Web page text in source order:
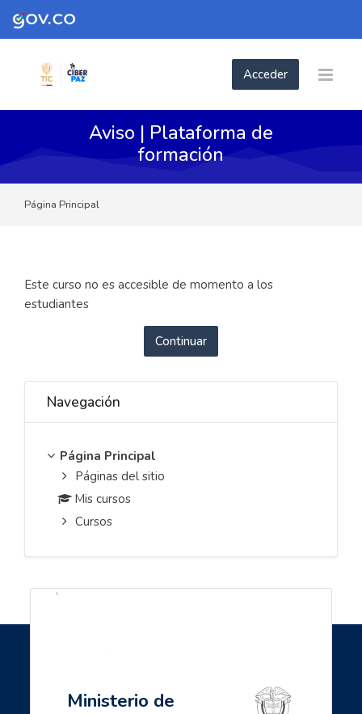
Skip to navigation
Skip to login form
Skip to footer
Salta al contenido principal
Acceder
Aviso | Plataforma de
formación
Página Principal
Este curso no es accesible de momento a los
estudiantes
Continuar
Navegación
Página Principal
Páginas del sitio
Mis cursos
Cursos
`
Ministerio de